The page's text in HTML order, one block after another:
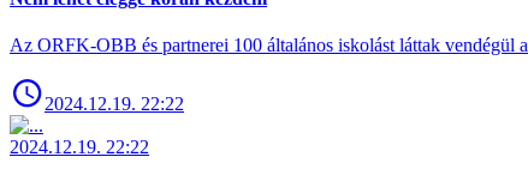
Az ORFK-OBB és partnerei 100 általános iskolást láttak vendégül
2024.12.19. 22:22
2024.12.19. 22:22